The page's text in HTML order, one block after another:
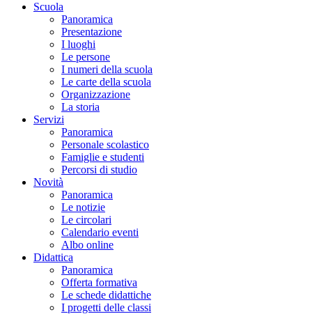
Scuola
Panoramica
Presentazione
I luoghi
Le persone
I numeri della scuola
Le carte della scuola
Organizzazione
La storia
Servizi
Panoramica
Personale scolastico
Famiglie e studenti
Percorsi di studio
Novità
Panoramica
Le notizie
Le circolari
Calendario eventi
Albo online
Didattica
Panoramica
Offerta formativa
Le schede didattiche
I progetti delle classi